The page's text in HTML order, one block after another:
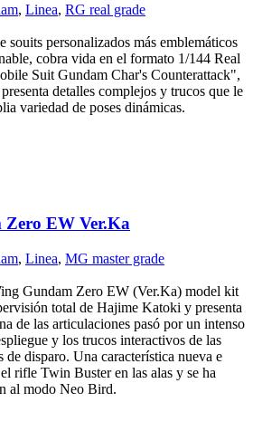
, Linea, RG real grade
souits personalizados más emblemáticos
cobra vida en el formato 1/144 Real
Suit Gundam Char's Counterattack",
detalles complejos y trucos que le
variedad de poses dinámicas.
EW Ver.Ka
, Linea, MG master grade
Gundam Zero EW (Ver.Ka) model kit
total de Hajime Katoki y presenta
de las articulaciones pasó por un intenso
y los trucos interactivos de las
de disparo. Una característica nueva e
rifle Twin Buster en las alas y se ha
al modo Neo Bird.